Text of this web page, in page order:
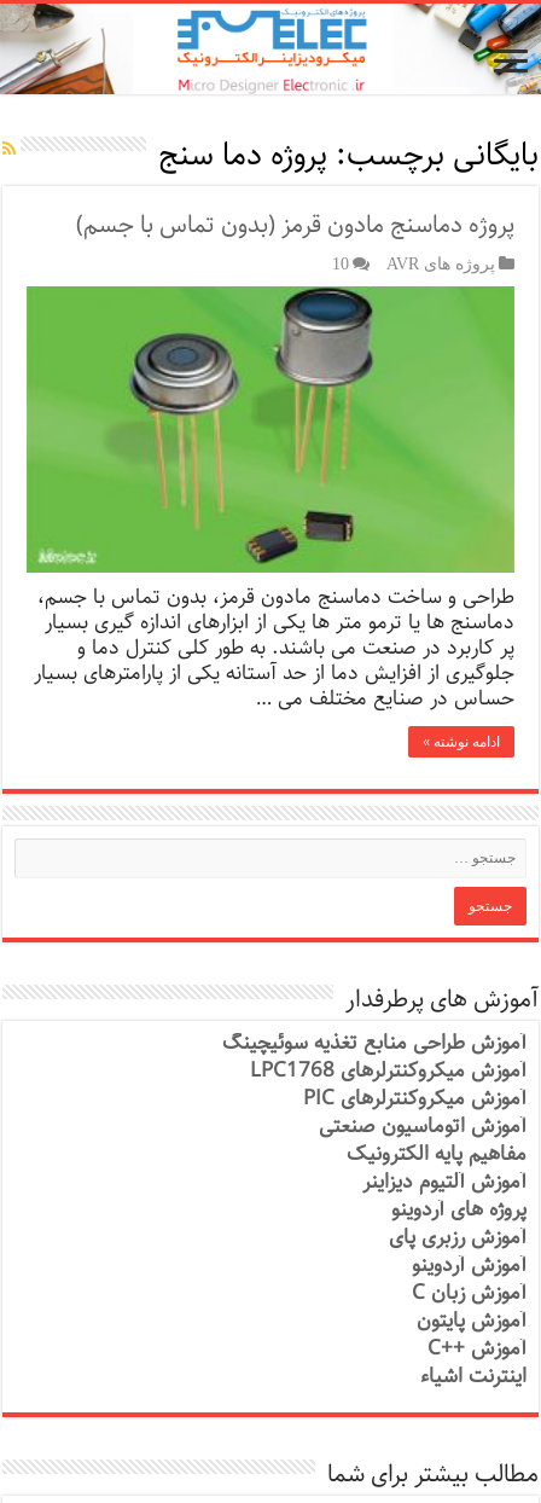
بایگانی برچسب: پروژه دما سنج
پروژه دماسنج مادون قرمز (بدون تماس با جسم)
پروژه های AVR 10
طراحی و ساخت دماسنج مادون قرمز، بدون تماس با جسم،
دماسنج ها یا ترمو متر ها یکی از ابزارهای اندازه گیری بسیار
پر کاربرد در صنعت می باشند. به طور کلی کنترل دما و
جلوگیری از افزایش دما از حد آستانه یکی از پارامترهای بسیار
حساس در صنایع مختلف می …
ادامه نوشته »
آموزش های پرطرفدار
آموزش طراحی منابع تغذیه سوئیچینگ
آموزش میکروکنترلرهای LPC1768
آموزش میکروکنترلرهای PIC
آموزش اتوماسیون صنعتی
مفاهیم پایه الکترونیک
آموزش آلتیوم دیزاینر
پروژه های آردوینو
آموزش رزبری پای
آموزش آردوینو
آموزش زبان C
آموزش پایتون
آموزش ++C
اینترنت اشیاء
مطالب بیشتر برای شما